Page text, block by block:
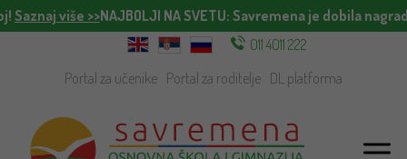
Saznaj više >>NAJBOLJI NA SVETU: Savremena je dobila
011 4011 222
Portal za učenike Portal za roditelje DL platforma